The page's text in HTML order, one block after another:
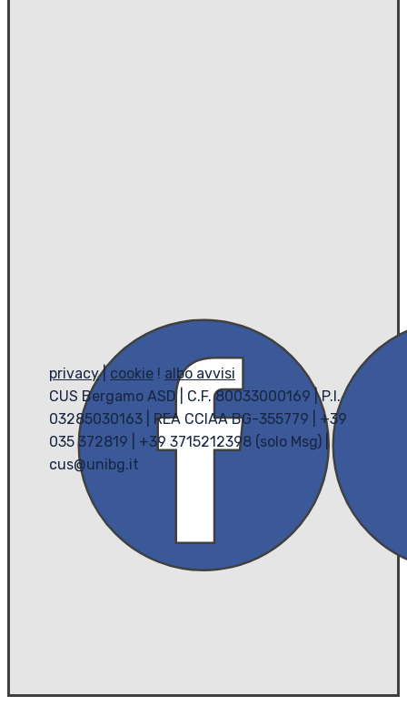
privacy|cookie ! albo avvisi
CUS Bergamo ASD | C.F. 80033000169 | P.I.
03285030163 | REA CCIAA BG-355779 | +39
035 372819 | +39 3715212398 (solo Msg) |
cus@unibg.it